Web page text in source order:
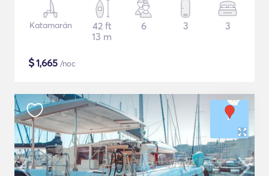
Katamarán
42 ft
13 m
6 3 3
$1,665 /noc